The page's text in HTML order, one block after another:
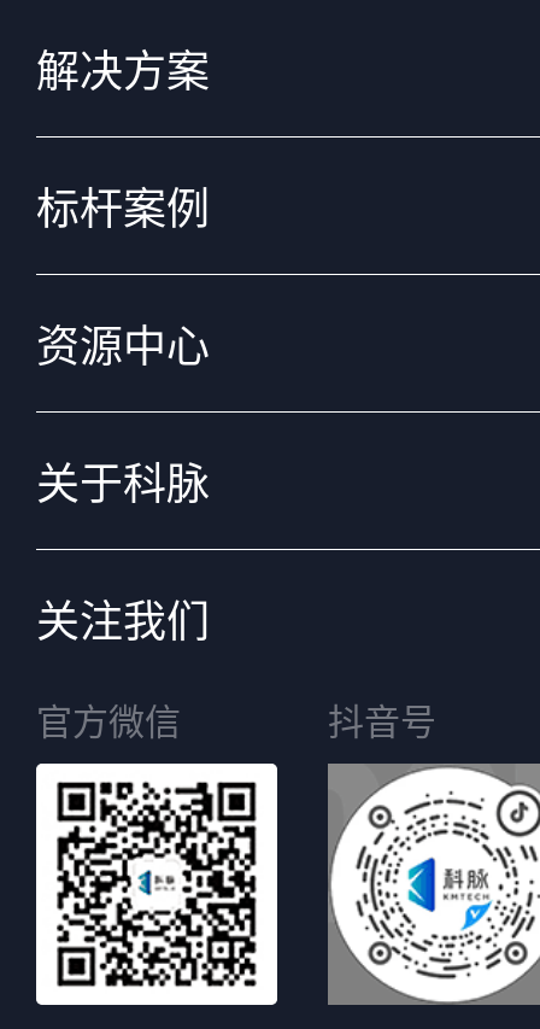
解决方案
标杆案例
资源中心
关于科脉
关注我们
官方微信 抖音号